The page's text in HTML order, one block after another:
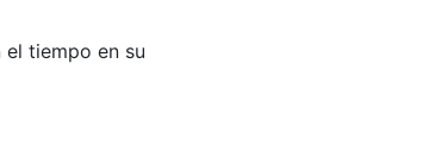
tiempo en su